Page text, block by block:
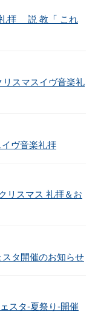
礼拝 説 教「 これ
リスマスイヴ音楽礼
ヴ音楽礼拝
リスマス 礼拝＆お
タ開催のお知らせ
スタ-夏祭り-開催